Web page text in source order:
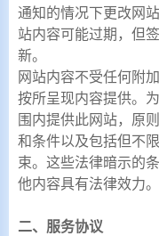
通知的情况下更改网
站内容可能过期，但
新。
网站内容不受任何附
按所呈现内容提供。
围内提供此网站，原
和条件以及包括但不
束。这些法律暗示的
他内容具有法律效力。
二、服务协议